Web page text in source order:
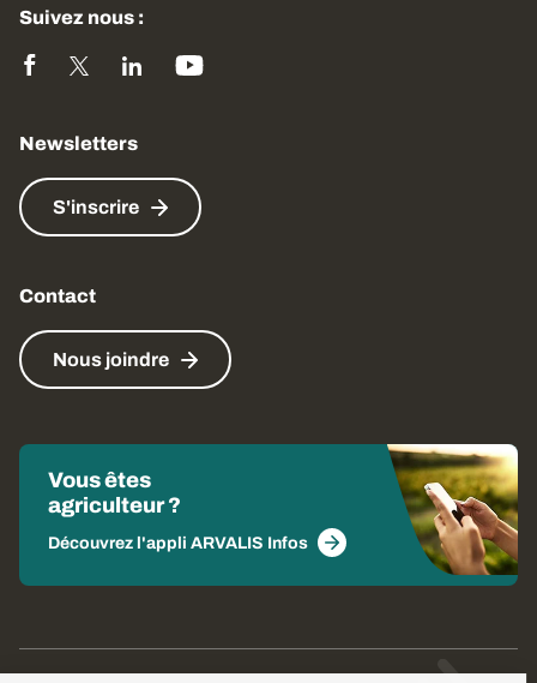
Suivez nous :
Newsletters
S'inscrire
Contact
Nous joindre
Vous êtes
agriculteur ?
Découvrez l'appli ARVALIS Infos